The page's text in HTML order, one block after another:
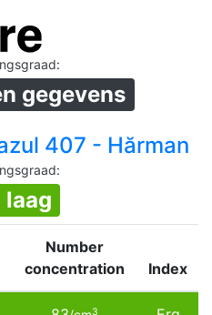
:
gegevens
407 - Hărman
:
laag
Number
concentration
Index
3